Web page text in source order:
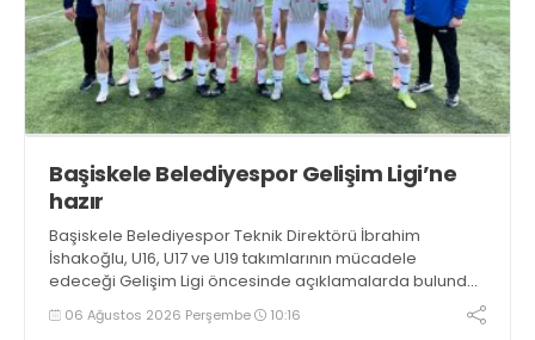
Başiskele Belediyespor Gelişim Ligi’ne
hazır
Başiskele Belediyespor Teknik Direktörü İbrahim
İshakoğlu, U16, U17 ve U19 takımlarının mücadele
edeceği Gelişim Ligi öncesinde açıklamalarda bulundu.
Genç oyuncuların gelişimine dikkat çeken İshakoğlu,
hedeflerinin sadece sonuç almak değil, Türk futboluna
06 Ağustos 2026 Perşembe 10:16